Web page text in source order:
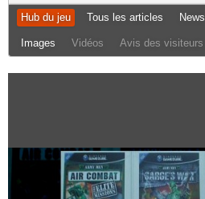
Hub du jeu Tous les articles News
Images Vidéos Avis des visiteurs